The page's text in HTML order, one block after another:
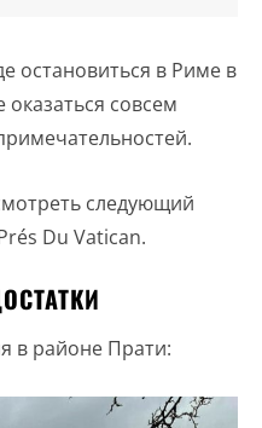
остановиться в Риме в
совсем
следующий
Du Vatican.
в районе Прати: